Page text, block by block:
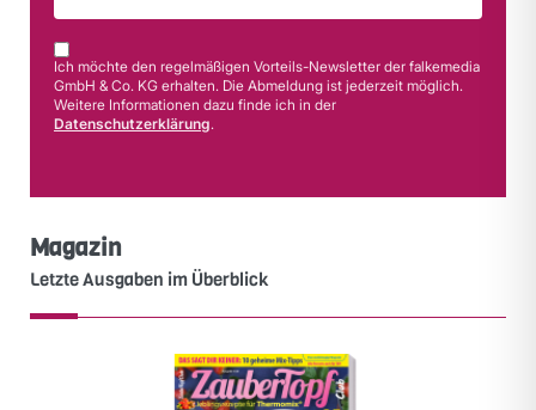
Ich möchte den regelmäßigen Vorteils-Newsletter der falkemedia
GmbH & Co. KG erhalten. Die Abmeldung ist jederzeit möglich.
Weitere Informationen dazu finde ich in der
Datenschutzerklärung.
Magazin
Letzte Ausgaben im Überblick